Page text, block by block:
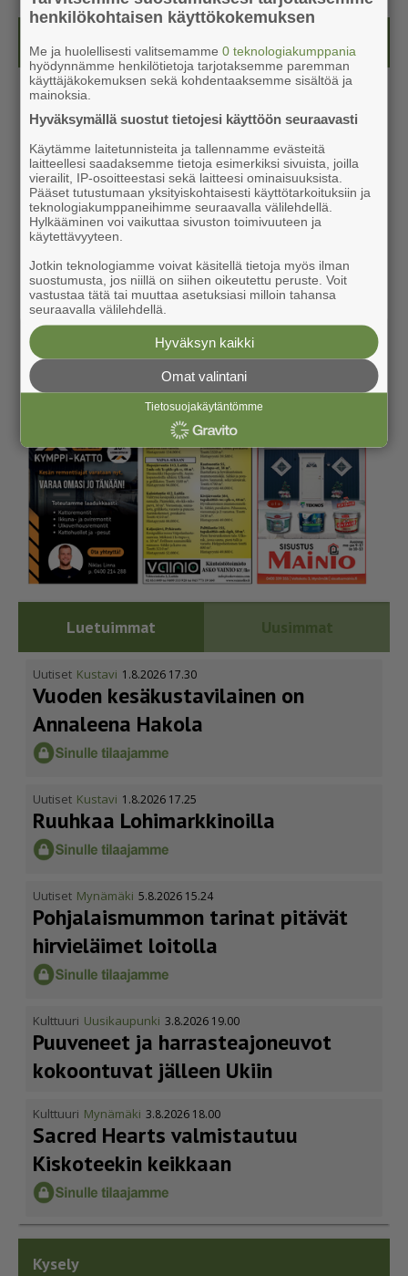
Kesälehti (ilmainen)
Luetuimmat Uusimmat
Uutiset Kustavi 1.8.2026 17.30
Vuoden kesäkus­ta­vi­lainen on
Annaleena Hakola
Uutiset Kustavi 1.8.2026 17.25
Ruuhkaa Lohimark­ki­noilla
Uutiset Mynämäki 5.8.2026 15.24
Pohja­lais­mummon tarinat pitävät
hirvieläimet loitolla
Kulttuuri Uusikaupunki 3.8.2026 19.00
Puuveneet ja harras­te­a­jo­neuvot
kokoontuvat jälleen Ukiin
Kulttuuri Mynämäki 3.8.2026 18.00
Sacred Hearts valmistautuu
Kiskoteekin keikkaan
Kysely
henkilökohtaisen käyttökokemuksen
Me ja huolellisesti valitsemamme0 teknologiakumppania
hyödynnämme henkilötietoja tarjotaksemme paremman
käyttäjäkokemuksen sekä kohdentaaksemme sisältöä ja
mainoksia.
Hyväksymällä suostut tietojesi käyttöön seuraavasti
Käytämme laitetunnisteita ja tallennamme evästeitä
laitteellesi saadaksemme tietoja esimerkiksi sivuista, joilla
vierailit, IP-osoitteestasi sekä laitteesi ominaisuuksista.
Pääset tutustumaan yksityiskohtaisesti käyttötarkoituksiin ja
teknologiakumppaneihimme seuraavalla välilehdellä.
Hylkääminen voi vaikuttaa sivuston toimivuuteen ja
käytettävyyteen.
Jotkin teknologiamme voivat käsitellä tietoja myös ilman
suostumusta, jos niillä on siihen oikeutettu peruste. Voit
vastustaa tätä tai muuttaa asetuksiasi milloin tahansa
seuraavalla välilehdellä.
Hyväksyn kaikki
Omat valintani
Tietosuojakäytäntömme